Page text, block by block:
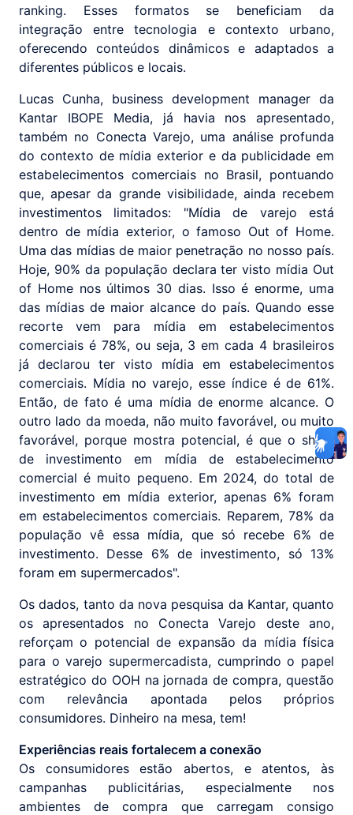
ranking. Esses formatos se beneficiam da
integração entre tecnologia e contexto urbano,
oferecendo conteúdos dinâmicos e adaptados a
diferentes públicos e locais.
Lucas Cunha, business development manager da
Kantar IBOPE Media, já havia nos apresentado,
também no Conecta Varejo, uma análise profunda
do contexto de mídia exterior e da publicidade em
estabelecimentos comerciais no Brasil, pontuando
que, apesar da grande visibilidade, ainda recebem
investimentos limitados: "Mídia de varejo está
dentro de mídia exterior, o famoso Out of Home.
Uma das mídias de maior penetração no nosso país.
Hoje, 90% da população declara ter visto mídia Out
of Home nos últimos 30 dias. Isso é enorme, uma
das mídias de maior alcance do país. Quando esse
recorte vem para mídia em estabelecimentos
comerciais é 78%, ou seja, 3 em cada 4 brasileiros
já declarou ter visto mídia em estabelecimentos
comerciais. Mídia no varejo, esse índice é de 61%.
Então, de fato é uma mídia de enorme alcance. O
outro lado da moeda, não muito favorável, ou muito
favorável, porque mostra potencial, é que o share
de investimento em mídia de estabelecimento
comercial é muito pequeno. Em 2024, do total de
investimento em mídia exterior, apenas 6% foram
em estabelecimentos comerciais. Reparem, 78% da
população vê essa mídia, que só recebe 6% de
investimento. Desse 6% de investimento, só 13%
foram em supermercados".
Os dados, tanto da nova pesquisa da Kantar, quanto
os apresentados no Conecta Varejo deste ano,
reforçam o potencial de expansão da mídia física
para o varejo supermercadista, cumprindo o papel
estratégico do OOH na jornada de compra, questão
com relevância apontada pelos próprios
consumidores. Dinheiro na mesa, tem!
Experiências reais fortalecem a conexão
Os consumidores estão abertos, e atentos, às
campanhas publicitárias, especialmente nos
ambientes de compra que carregam consigo